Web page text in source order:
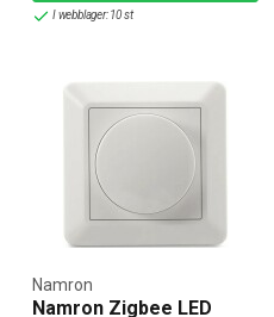
I webblager: 10 st
Namron Zigbee LED
Namron